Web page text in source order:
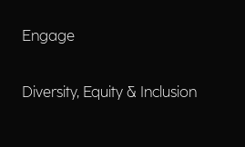
Engage
Diversity, Equity & Inclusion